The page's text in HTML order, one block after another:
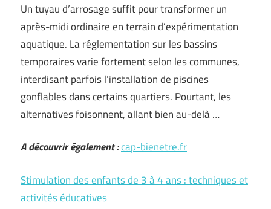
Un tuyau d’arrosage suffit pour transformer un
après-midi ordinaire en terrain d’expérimentation
aquatique. La réglementation sur les bassins
temporaires varie fortement selon les communes,
interdisant parfois l’installation de piscines
gonflables dans certains quartiers. Pourtant, les
alternatives foisonnent, allant bien au-delà …
A découvrir également :cap-bienetre.fr
Stimulation des enfants de 3 à 4 ans : techniques et
activités éducatives